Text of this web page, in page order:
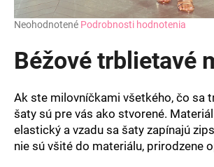
Priemerné
produktu
je
5
hviezdičiek.
Neohodnotené Podrobnosti hodnotenia
Béžové trblietavé
Ak ste milovníčkami všetkého, čo sa
šaty sú pre vás ako stvorené.
elastický a vzadu sa šaty zapínajú
nie sú všité do materiálu, prirodzene